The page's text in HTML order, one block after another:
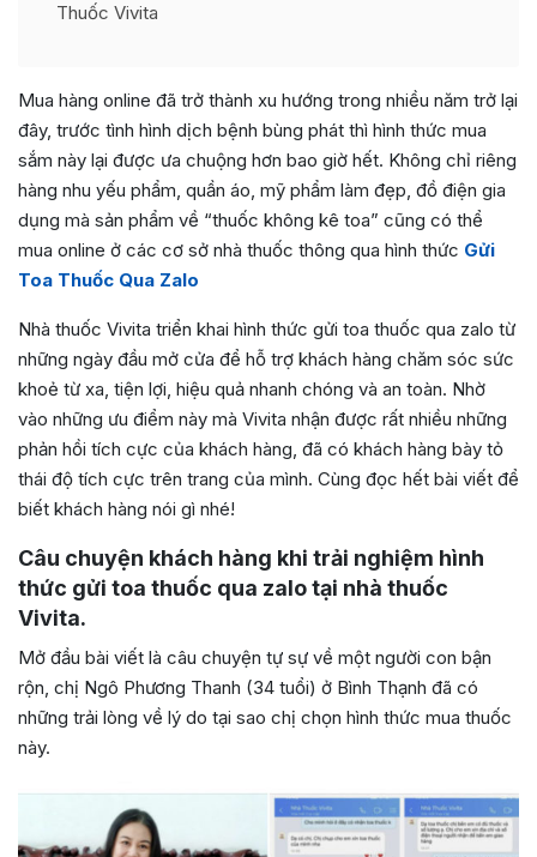
Thuốc Vivita
Mua hàng online đã trở thành xu hướng trong nhiều năm trở lại
đây, trước tình hình dịch bệnh bùng phát thì hình thức mua
sắm này lại được ưa chuộng hơn bao giờ hết. Không chỉ riêng
hàng nhu yếu phẩm, quần áo, mỹ phẩm làm đẹp, đồ điện gia
dụng mà sản phẩm về “thuốc không kê toa” cũng có thể
mua online ở các cơ sở nhà thuốc thông qua hình thức Gửi
Toa Thuốc Qua Zalo
Nhà thuốc Vivita triển khai hình thức gửi toa thuốc qua zalo từ
những ngày đầu mở cửa để hỗ trợ khách hàng chăm sóc sức
khoẻ từ xa, tiện lợi, hiệu quả nhanh chóng và an toàn. Nhờ
vào những ưu điểm này mà Vivita nhận được rất nhiều những
phản hồi tích cực của khách hàng, đã có khách hàng bày tỏ
thái độ tích cực trên trang của mình. Cùng đọc hết bài viết để
biết khách hàng nói gì nhé!
Câu chuyện khách hàng khi trải nghiệm hình
thức gửi toa thuốc qua zalo tại nhà thuốc
Vivita.
Mở đầu bài viết là câu chuyện tự sự về một người con bận
rộn, chị Ngô Phương Thanh (34 tuổi) ở Bình Thạnh đã có
những trải lòng về lý do tại sao chị chọn hình thức mua thuốc
này.